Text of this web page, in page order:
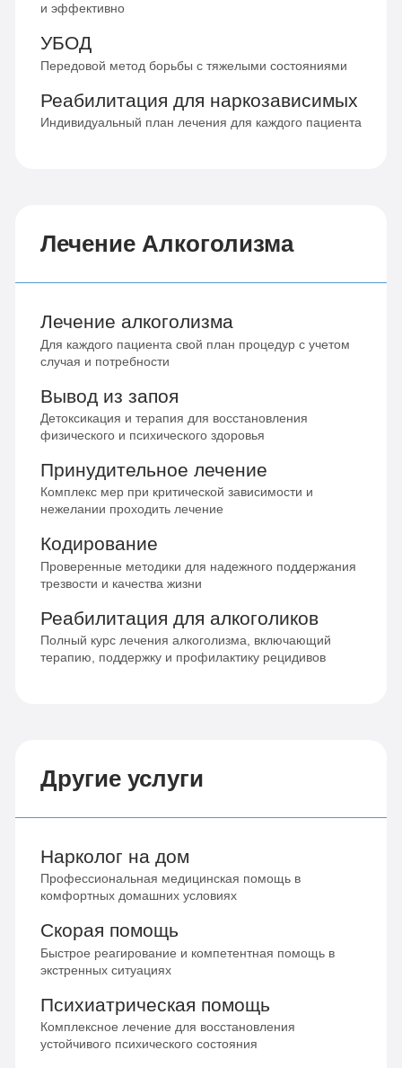
и эффективно
УБОД
Передовой метод борьбы с тяжелыми состояниями
Реабилитация для наркозависимых
Индивидуальный план лечения для каждого пациента
Лечение Алкоголизма
Лечение алкоголизма
Для каждого пациента свой план процедур с учетом
случая и потребности
Вывод из запоя
Детоксикация и терапия для восстановления
физического и психического здоровья
Принудительное лечение
Комплекс мер при критической зависимости и
нежелании проходить лечение
Кодирование
Проверенные методики для надежного поддержания
трезвости и качества жизни
Реабилитация для алкоголиков
Полный курс лечения алкоголизма, включающий
терапию, поддержку и профилактику рецидивов
Другие услуги
Нарколог на дом
Профессиональная медицинская помощь в
комфортных домашних условиях
Скорая помощь
Быстрое реагирование и компетентная помощь в
экстренных ситуациях
Психиатрическая помощь
Комплексное лечение для восстановления
устойчивого психического состояния